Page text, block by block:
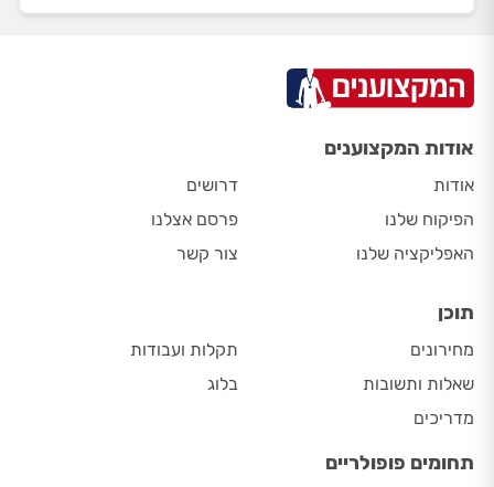
אודות המקצוענים
אודות
הפיקוח שלנו
האפליקציה שלנו
דרושים
פרסם אצלנו
צור קשר
תוכן
מחירונים
שאלות ותשובות
מדריכים
תקלות ועבודות
בלוג
תחומים פופולריים